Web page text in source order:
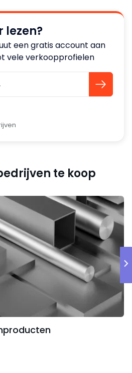
lezen?
een gratis account aan
vele verkoopprofielen
te koop